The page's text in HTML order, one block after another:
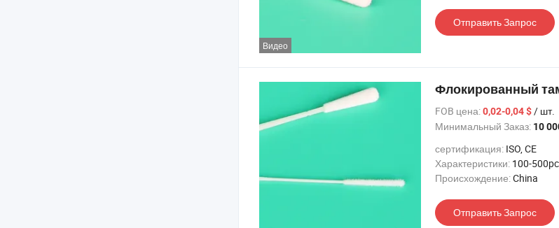
Видео
Отправить Запрос
Флокированный
FOB цена:0,02-0,04 $/ шт.
Минимальный Заказ: 10
сертификация: ISO, CE
Характеристики: 100-
Происхождение:China
Отправить Запрос